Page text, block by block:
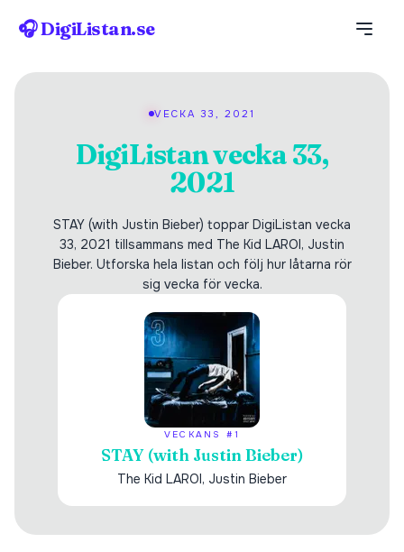
🎧 DigiListan.se
VECKA 33, 2021
DigiListan vecka 33,
2021
STAY (with Justin Bieber) toppar DigiListan vecka
33, 2021 tillsammans med The Kid LAROI, Justin
Bieber. Utforska hela listan och följ hur låtarna rör
sig vecka för vecka.
VECKANS #1
STAY (with Justin Bieber)
The Kid LAROI, Justin Bieber